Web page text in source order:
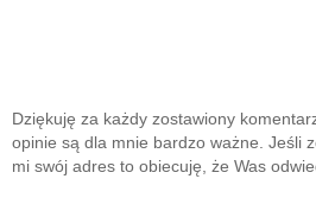
Dziękuję za każdy zostawiony
opinie są dla mnie bardzo ważne. Jeśli
mi swój adres to obiecuję, że Was